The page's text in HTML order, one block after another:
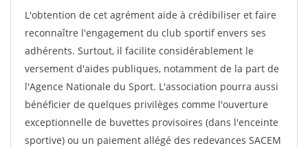
L'obtention de cet agrément aide à crédibiliser et faire
reconnaître l'engagement du club sportif envers ses
adhérents. Surtout, il facilite considérablement le
versement d'aides publiques, notamment de la part de
l'Agence Nationale du Sport. L'association pourra aussi
bénéficier de quelques privilèges comme l'ouverture
exceptionnelle de buvettes provisoires (dans l'enceinte
sportive) ou un paiement allégé des redevances SACEM